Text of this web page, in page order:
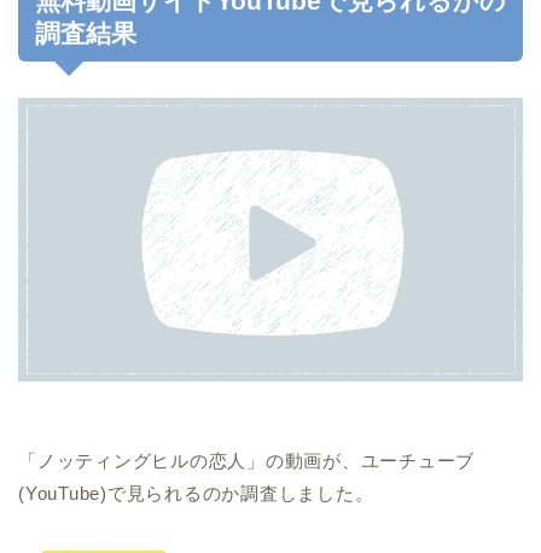
調査結果
「ノッティングヒルの恋人」の動画が、ユーチューブ
(YouTube)で見られるのか調査しました。